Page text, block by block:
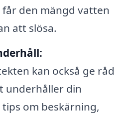
den mängd vatten
att slösa.
kan också ge råd
underhåller din
om beskärning,